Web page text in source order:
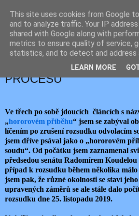
JEMELIK
pondělí 25. listopadu 2019
ZÁDRHELE V
PROCESU
Ve třech po sobě jdoucích článcích s
„hororovém příběhu“ jsem se zabýval
líčením po zrušení rozsudku odvolacím
jsem dříve psával jako o „hororovém
soudu“. Od počátku jsem zaznamenal
předsedou senátu Radomírem Koudelou
případ k rozsudku během několika
jsem pak, že různé okolnosti se staví jeho
upravených záměrů se ale stále dalo
rozsudku dne 25. listopadu 2019.
This site uses cookies from Google
and to analyze traffic. Your IP
shared with Google along with
metrics to ensure quality of service,
statistics, and to detect and address
LEARN MORE